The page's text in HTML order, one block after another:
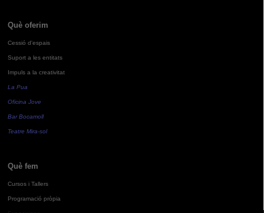
Què oferim
Cessió d'espais
Suport a les entitats
Impuls a la creativitat
La Pua
Oficina Jove
Bar Bocamoll
Teatre Mira-sol
Què fem
Cursos i Tallers
Programació pròpia